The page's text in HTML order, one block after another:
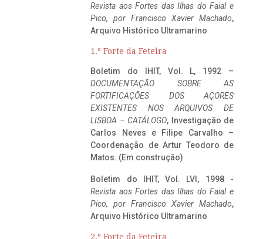
Revista aos Fortes das Ilhas do Faial e
Pico, por Francisco Xavier Machado,
Arquivo Histórico Ultramarino
1.º Forte da Feteira
Boletim do IHIT, Vol. L, 1992 –
DOCUMENTAÇÃO SOBRE AS
FORTIFICAÇÕES DOS AÇORES
EXISTENTES NOS ARQUIVOS DE
LISBOA – CATÁLOGO, Investigação de
Carlos Neves e Filipe Carvalho –
Coordenação de Artur Teodoro de
Matos. (Em construção)
Boletim do IHIT, Vol. LVI, 1998 -
Revista aos Fortes das Ilhas do Faial e
Pico, por Francisco Xavier Machado,
Arquivo Histórico Ultramarino
2.º Forte da Feteira